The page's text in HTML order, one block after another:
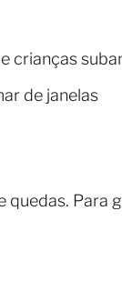
crianças
de janelas
Para